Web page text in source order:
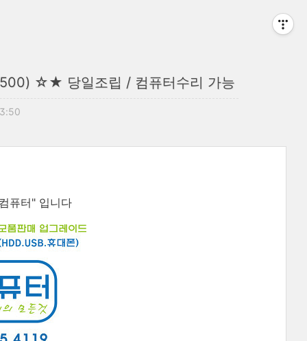
☆★ 당일조립 / 컴퓨터수리 가능
퓨터" 입니다